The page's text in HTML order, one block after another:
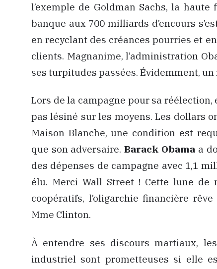
l’exemple de Goldman Sachs, la
banque aux 700 milliards d’encours
en recyclant des créances pourries et
clients. Magnanime, l’administration
ses turpitudes passées. Évidemment, un
Lors de la campagne pour sa réélection,
pas lésiné sur les moyens. Les dollars
Maison Blanche, une condition est
que son adversaire. Barack Obama a
des dépenses de campagne avec 1,1
élu. Merci Wall Street ! Cette lune de
coopératifs, l’oligarchie financière
Mme Clinton.
À entendre ses discours martiaux,
industriel sont prometteuses si elle